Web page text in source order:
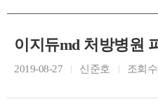
이지듀md 처방병원
2019-08-27 신준호 조회수